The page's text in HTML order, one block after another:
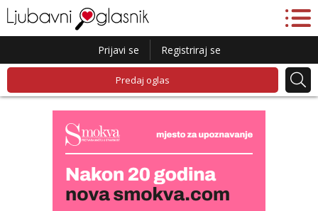
Prijavi se Registriraj se
Predaj oglas